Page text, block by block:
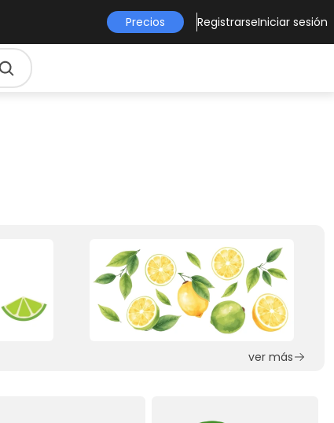
Precios RegistrarseIniciar sesión
ver más